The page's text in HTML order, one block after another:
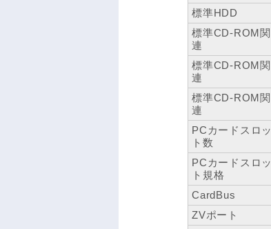
標準HDD
標準CD-ROM関
連
標準CD-ROM関
連
標準CD-ROM関
連
PCカードスロッ
ト数
PCカードスロッ
ト規格
CardBus
ZVポート